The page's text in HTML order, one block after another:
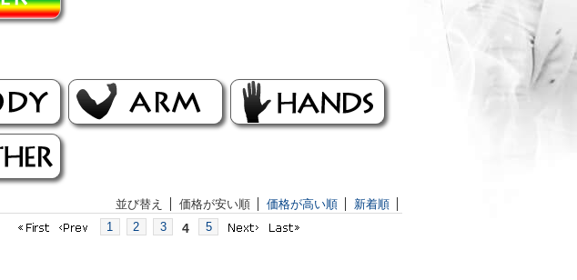
並び替え 価格が安い順 価格が高い順 新着順
1 2 3 4 5